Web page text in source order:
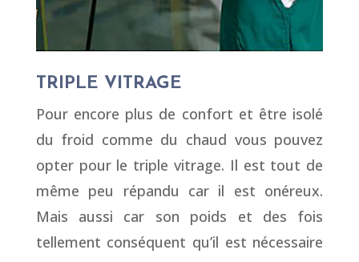
TRIPLE VITRAGE
Pour encore plus de confort et être isolé
du froid comme du chaud vous pouvez
opter pour le triple vitrage. Il est tout de
même peu répandu car il est onéreux.
Mais aussi car son poids et des fois
tellement conséquent qu’il est nécessaire